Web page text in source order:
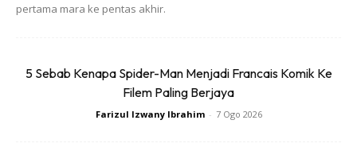
Anak kelima dari tujuh beradik tersebut juga berkata
pertama mara ke pentas akhir.
5 Sebab Kenapa Spider-Man Menjadi Francais Komik Ke
Filem Paling Berjaya
Farizul Izwany Ibrahim - 7 Ogo 2026